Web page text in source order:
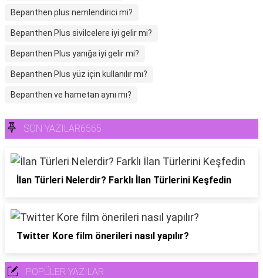
Bepanthen plus nemlendirici mi?
Bepanthen Plus sivilcelere iyi gelir mi?
Bepanthen Plus yanığa iyi gelir mi?
Bepanthen Plus yüz için kullanılır mı?
Bepanthen ve hametan aynı mı?
SON YAZILAR6565
İlan Türleri Nelerdir? Farklı İlan Türlerini Keşfedin
Twitter Kore film önerileri nasıl yapılır?
POPÜLER YAZILAR